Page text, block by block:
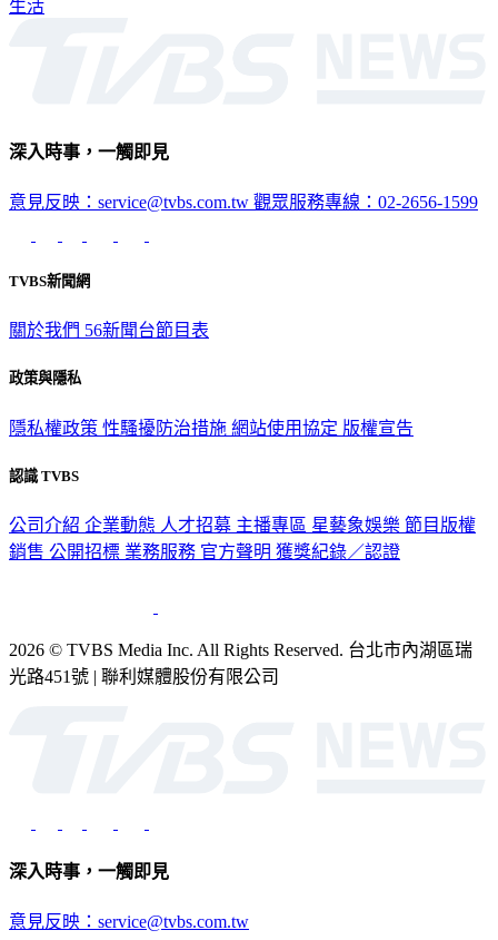
生活
深入時事，一觸即見
意見反映：service@tvbs.com.tw 觀眾服務專線：02-2656-1599
TVBS新聞網
關於我們 56新聞台節目表
政策與隱私
隱私權政策 性騷擾防治措施 網站使用協定 版權宣告
認識 TVBS
公司介紹 企業動態 人才招募 主播專區 星藝象娛樂 節目版權
銷售 公開招標 業務服務 官方聲明 獲獎紀錄／認證
2026 © TVBS Media Inc. All Rights Reserved. 台北市內湖區瑞
光路451號 | 聯利媒體股份有限公司
深入時事，一觸即見
意見反映：service@tvbs.com.tw